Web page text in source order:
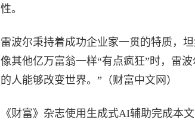
性。
雷波尔秉持着成功企业家一贯的特质，
像其他亿万富翁一样“有点疯狂”时，雷
的人能够改变世界。”（财富中文网）
《财富》杂志使用生成式AI辅助完成本